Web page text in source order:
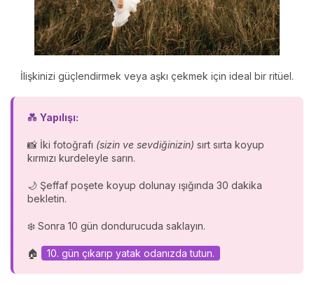
İlişkinizi güçlendirmek veya aşkı çekmek için ideal bir ritüel.
💑 Yapılışı:
📸 İki fotoğrafı (sizin ve sevdiğinizin) sırt sırta koyup
kırmızı kurdeleyle sarın.
🌙 Şeffaf poşete koyup dolunay ışığında 30 dakika
bekletin.
❄️ Sonra 10 gün dondurucuda saklayın.
🏠 10. gün çıkarıp yatak odanızda tutun.